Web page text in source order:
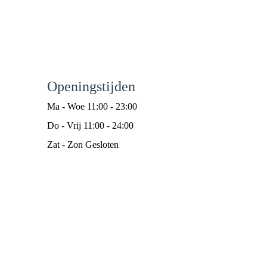
Openingstijden
Ma - Woe 11:00 - 23:00
Do - Vrij 11:00 - 24:00
Zat - Zon Gesloten